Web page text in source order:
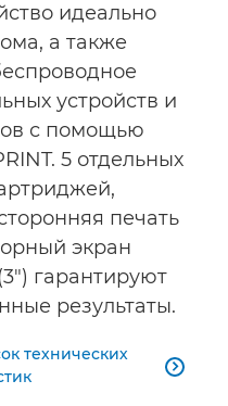
идеально
а также
устройств и
с помощью
5 отдельных
печать
экран
гарантируют
результаты.
технических
